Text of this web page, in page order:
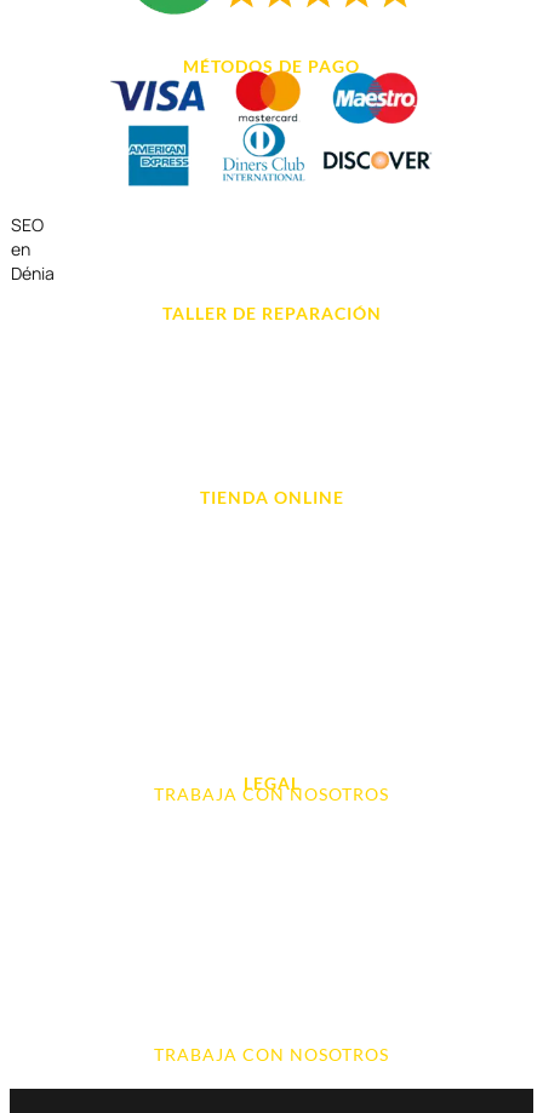
MÉTODOS DE PAGO
SEO
en
Dénia
TALLER DE REPARACIÓN
TIENDA ONLINE
LEGAL
TRABAJA CON NOSOTROS
TRABAJA CON NOSOTROS